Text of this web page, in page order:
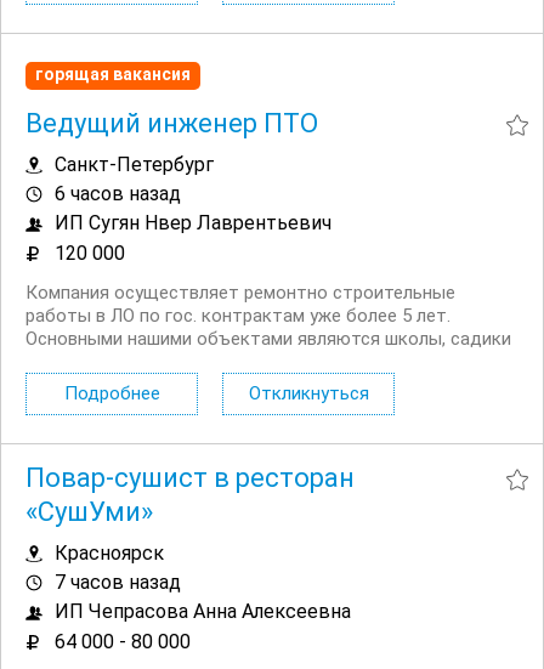
горящая вакансия
Ведущий инженер ПТО
Санкт-Петербург
6 часов назад
ИП Сугян Нвер Лаврентьевич
120 000
Компания осуществляет ремонтно строительные
работы в ЛО по гос. контрактам уже более 5 лет.
Основными нашими объектами являются школы, садики
располагается в Ленинградской области дер. Бегуницы
(в 2 часах езды на муниципальном прямом транспорте
Подробнее Откликнуться
Повар-сушист в ресторан
«СушУми»
Красноярск
7 часов назад
ИП Чепрасова Анна Алексеевна
64 000 - 80 000